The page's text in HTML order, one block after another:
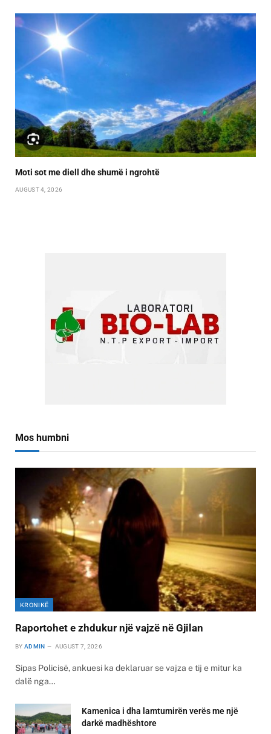
Moti sot me diell dhe shumë i ngrohtë
AUGUST 4, 2026
Mos humbni
KRONIKË
Raportohet e zhdukur një vajzë në Gjilan
BY ADMIN AUGUST 7, 2026
Sipas Policisë, ankuesi ka deklaruar se vajza e tij e mitur ka
dalë nga…
Kamenica i dha lamtumirën verës me një
darkë madhështore